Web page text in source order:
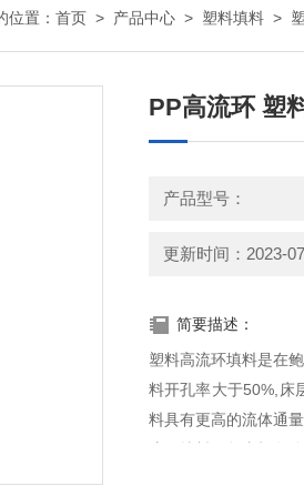
位置： 首页 > 产品中心 > 塑料填料 >
PP高流环 塑
产品型号：
更新时间：2023-
简要描述：
塑料高流环填料是在
料开孔率大于50%,床
料具有更高的流体通
流环填料因竖直框条